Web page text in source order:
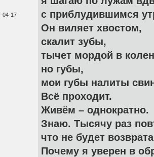
04-17
с приблудившимся
Он виляет хвостом,
скалит зубы,
тычет мордой в
но губы,
мои губы налиты
Всё проходит.
Живём – однократно.
Знаю. Тысячу раз
что не будет
Почему я уверен в